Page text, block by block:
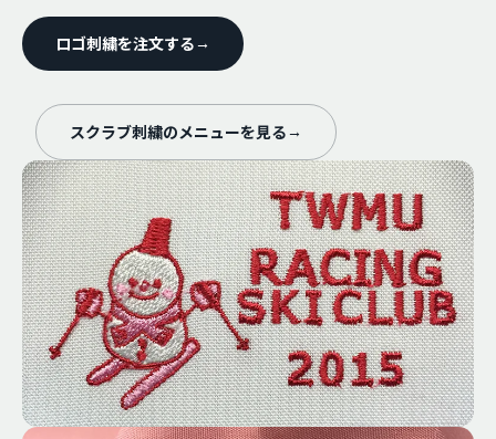
ロゴ刺繍を注文する →
スクラブ刺繍のメニューを見る →